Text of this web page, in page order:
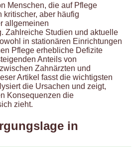
Menschen, die auf Pflege
aber häufig
allgemeinen
Zahlreiche Studien und aktuelle
in stationären Einrichtungen
Pflege erhebliche Defizite
Anteils von
Zahnärzten und
Artikel fasst die wichtigsten
die Ursachen und zeigt,
Konsequenzen die
zieht.
in